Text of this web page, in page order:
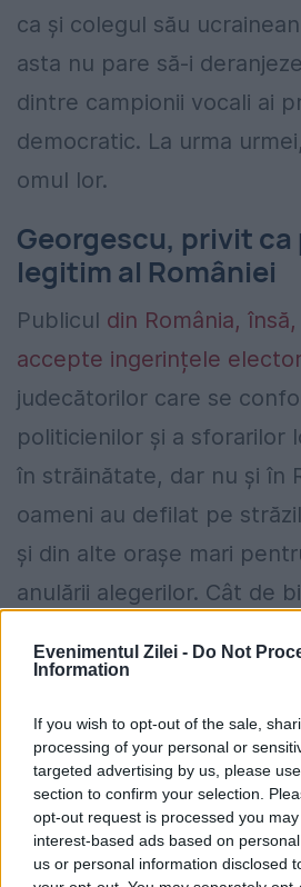
Evenimentul Zilei - Do Not
Information
If you wish to opt-out of the sale,
processing of your personal or
targeted advertising by us, please
section to confirm your selection.
opt-out request is processed you
interest-based ads based on
us or personal information disclosed
ca și colegul său
asta nu pare să-i
dintre campionii vocali ai
democratic. La urma
omul lor.
Georgescu, privit
legitim al României
Publicul din România,
accepte ingerințele
judecătorilor care se
politicienilor și a sforarilor
în străinătate, dar nu și în
oameni au defilat pe
și din alte orașe mari
anulării alegerilor. Cât de
lucru, într-o țară care a
democrației occidentale